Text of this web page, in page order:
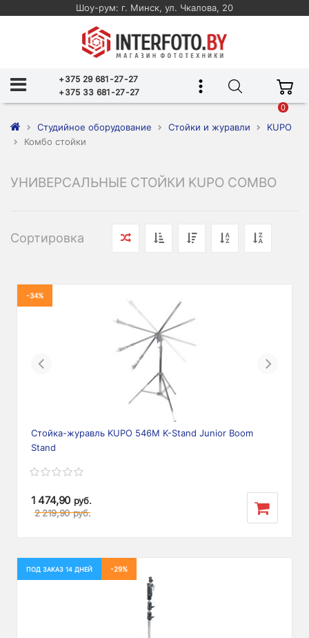
Шоу-рум: г. Минск, ул. Чкалова, 20
+375 29 681-27-27
+375 33 681-27-27
0
Студийное оборудование Стойки и журавли
KUPO
Комбо стойки
УНИВЕРСАЛЬНЫЕ СТОЙКИ KUPO COMBO
Сортировка
-34%
Previous Next
Стойка-журавль KUPO 546M K-Stand Junior Boom
Stand
1 474,90 руб.
2 219,90 руб.
ПОД ЗАКАЗ 14 ДНЕЙ -29%